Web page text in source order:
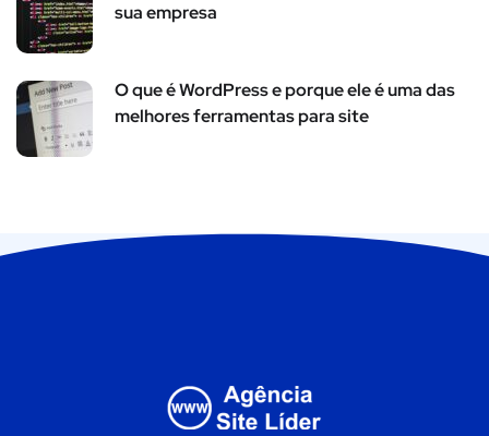
sua empresa
O que é WordPress e porque ele é uma das
melhores ferramentas para site